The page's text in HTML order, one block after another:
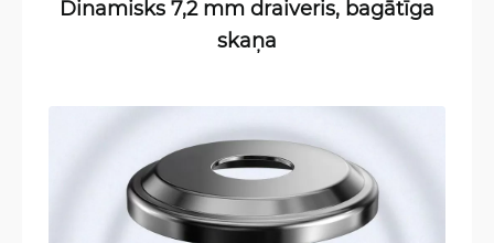
Dinamisks 7,2 mm draiveris, bagātīga
skaņa